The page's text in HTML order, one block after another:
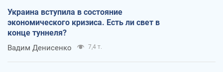
Украина вступила в состояние
экономического кризиса. Есть ли свет в
конце туннеля?
Вадим Денисенко 7,4 т.